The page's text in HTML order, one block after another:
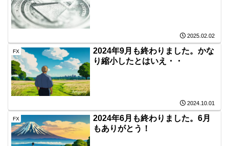
2025.02.02
FX
2024年9月も終わりました。かな
り縮小したとはいえ・・
2024.10.01
FX
2024年6月も終わりました。6月
もありがとう！